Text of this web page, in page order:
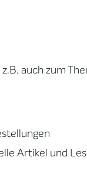
auch zum
Artikel und